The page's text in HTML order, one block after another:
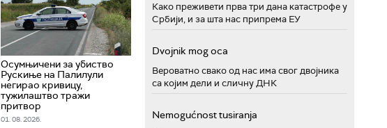
Oсумњичени за убиство
Рускиње на Палилули
негирао кривицу,
тужилаштво тражи
притвор
01. 08. 2026.
Како преживети прва три дана катастрофе у
Србији, и за шта нас припрема ЕУ
Dvojnik mog oca
Вероватно свако од нас има свог двојника
са којим дели и сличну ДНК
Nemogućnost tusiranja